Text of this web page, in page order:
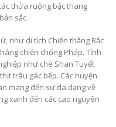
thửa ruộng bậc thang
sắc.
như di tích Chiến thắng Bắc
chiến chống Pháp. Tỉnh
như chè Shan Tuyết
trâu gác bếp. Các huyện
mang đến sự đa dạng về
xanh đến các cao nguyên